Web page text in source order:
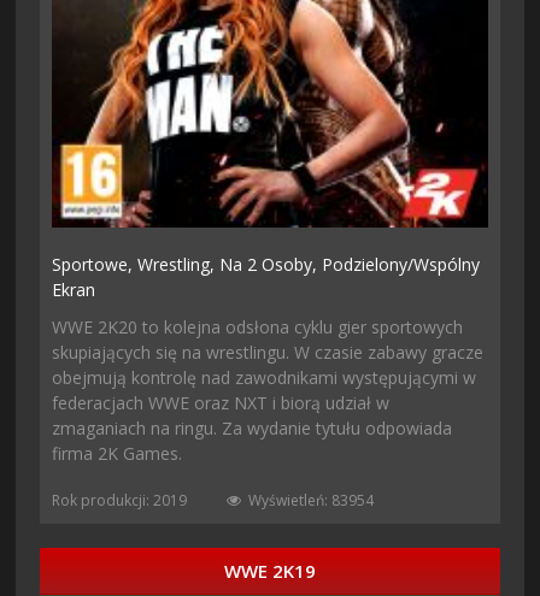
Sportowe,Wrestling, Na 2 Osoby, Podzielony/wspólny
Ekran
WWE 2K20 to kolejna odsłona cyklu gier sportowych
skupiających się na wrestlingu. W czasie zabawy gracze
obejmują kontrolę nad zawodnikami występującymi w
federacjach WWE oraz NXT i biorą udział w
zmaganiach na ringu. Za wydanie tytułu odpowiada
firma 2K Games.
Rok produkcji: 2019 Wyświetleń: 83954
WWE 2K19